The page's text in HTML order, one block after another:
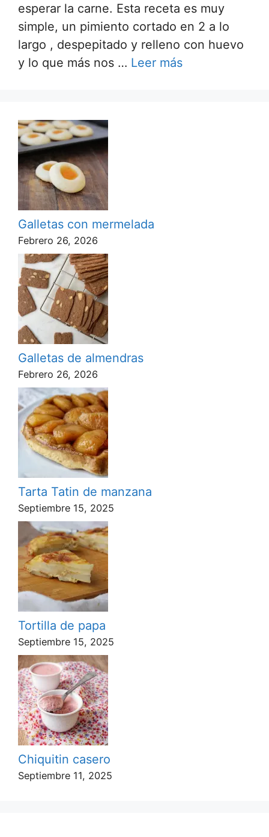
esperar la carne. Esta receta es muy
simple, un pimiento cortado en 2 a lo
largo , despepitado y relleno con huevo
y lo que más nos … Leer más
Galletas con mermelada
Febrero 26, 2026
Galletas de almendras
Febrero 26, 2026
Tarta Tatin de manzana
Septiembre 15, 2025
Tortilla de papa
Septiembre 15, 2025
Chiquitin casero
Septiembre 11, 2025